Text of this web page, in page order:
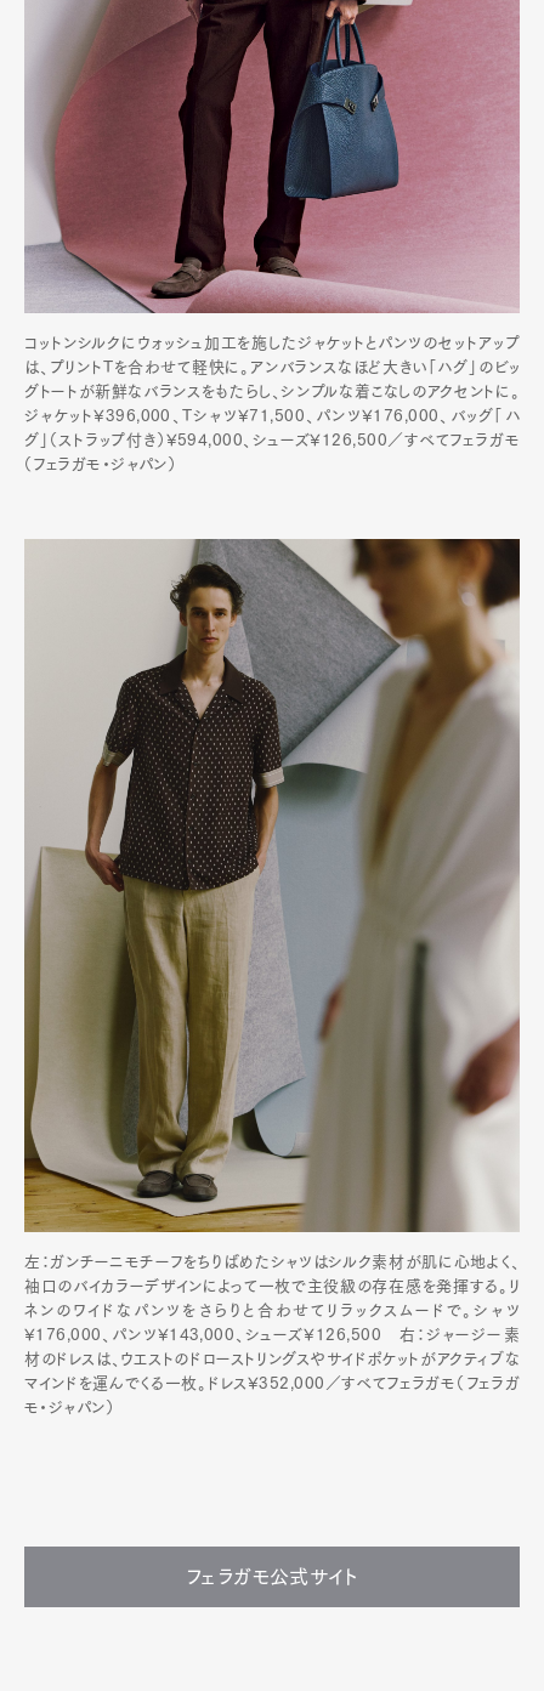
コットンシルクにウォッシュ加工を施したジャケットとパンツのセットアップ
は、プリントTを合わせて軽快に。アンバランスなほど大きい「ハグ」のビッ
グトートが新鮮なバランスをもたらし、シンプルな着こなしのアクセントに。
ジャケット¥396,000、Tシャツ¥71,500、パンツ¥176,000、バッグ「ハ
グ」（ストラップ付き）¥594,000、シューズ¥126,500／すべてフェラガモ
（フェラガモ・ジャパン）
左：ガンチーニモチーフをちりばめたシャツはシルク素材が肌に心地よく、
袖口のバイカラーデザインによって一枚で主役級の存在感を発揮する。リ
ネンのワイドなパンツをさらりと合わせてリラックスムードで。シャツ
¥176,000、パンツ¥143,000、シューズ¥126,500 右：ジャージー素
材のドレスは、ウエストのドローストリングスやサイドポケットがアクティブな
マインドを運んでくる一枚。ドレス¥352,000／すべてフェラガモ（フェラガ
モ・ジャパン）
フェラガモ公式サイト